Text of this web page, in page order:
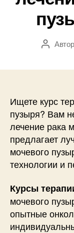
Автор
Ищете курс
пузыря? Вам
лечение рака
предлагает
мочевого
технологии и
Курсы
мочевого
опытные